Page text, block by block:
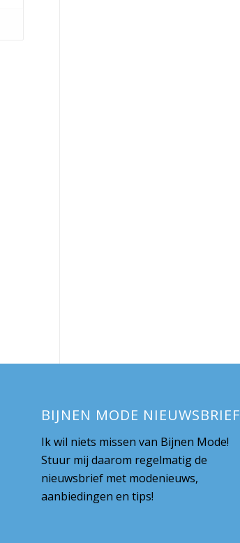
BIJNEN MODE NIEUWSBRIEF
Ik wil niets missen van Bijnen Mode!
Stuur mij daarom regelmatig de
nieuwsbrief met modenieuws,
aanbiedingen en tips!